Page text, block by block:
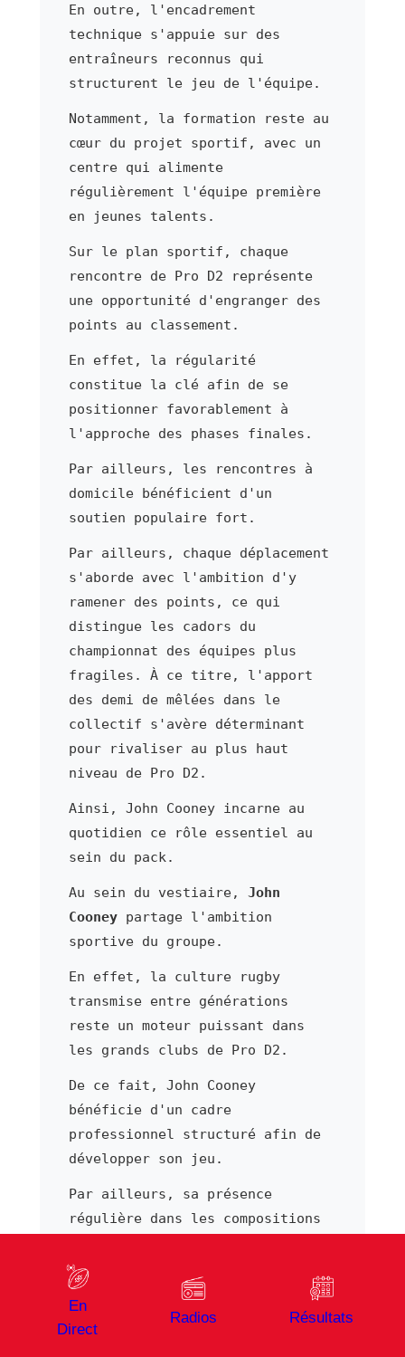
En outre, l'encadrement
technique s'appuie sur des
entraîneurs reconnus qui
structurent le jeu de l'équipe.
Notamment, la formation reste au
cœur du projet sportif, avec un
centre qui alimente
régulièrement l'équipe première
en jeunes talents.
Sur le plan sportif, chaque
rencontre de Pro D2 représente
une opportunité d'engranger des
points au classement.
En effet, la régularité
constitue la clé afin de se
positionner favorablement à
l'approche des phases finales.
Par ailleurs, les rencontres à
domicile bénéficient d'un
soutien populaire fort.
Par ailleurs, chaque déplacement
s'aborde avec l'ambition d'y
ramener des points, ce qui
distingue les cadors du
championnat des équipes plus
fragiles. À ce titre, l'apport
des demi de mêlées dans le
collectif s'avère déterminant
pour rivaliser au plus haut
niveau de Pro D2.
Ainsi, John Cooney incarne au
quotidien ce rôle essentiel au
sein du pack.
Au sein du vestiaire, John
Cooneypartage l'ambition
sportive du groupe.
En effet, la culture rugby
transmise entre générations
reste un moteur puissant dans
les grands clubs de Pro D2.
De ce fait, John Cooney
bénéficie d'un cadre
professionnel structuré afin de
développer son jeu.
Par ailleurs, sa présence
régulière dans les compositions
atteste de la confiance accordée
à John Cooney par le staff
technique.
En
Direct
Radios Résultats